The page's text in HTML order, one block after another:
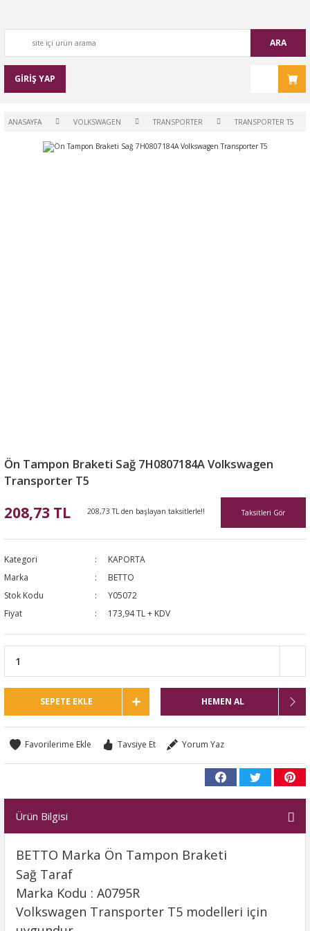
ARA
GİRİŞ YAP
ANASAYFA VOLKSWAGEN TRANSPORTER TRANSPORTER T5
Ön Tampon Braketi Sağ 7H0807184A Volkswagen
Transporter T5
208,73 TL 208,73 TL den başlayan taksitlerle!! Taksitleri Gör
Kategori
KAPORTA
Marka
BETTO
Stok Kodu
Y05072
Fiyat
173,94 TL + KDV
SEPETE EKLE HEMEN AL
Tavsiye Et Yorum Yaz
Ürün Bilgisi
BETTO Marka Ön Tampon Braketi
Sağ Taraf
Marka Kodu : A0795R
Volkswagen Transporter T5 modelleri için